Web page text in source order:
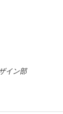
イン部